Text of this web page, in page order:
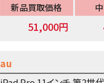
新品買取価格
51,000円
au